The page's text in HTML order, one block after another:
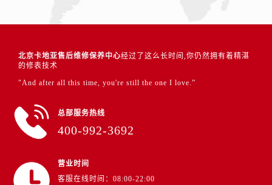
北京卡地亚售后维修保养中心经过了这么长时间,你仍然拥有着精湛
的修表技术
"And after all this time, you're still the one I love.”
总部服务热线
400-992-3692
营业时间
客服在线时间：08:00-22:00